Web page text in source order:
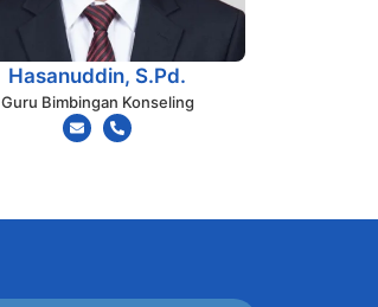
Hasanuddin, S.Pd.
Guru Bimbingan Konseling